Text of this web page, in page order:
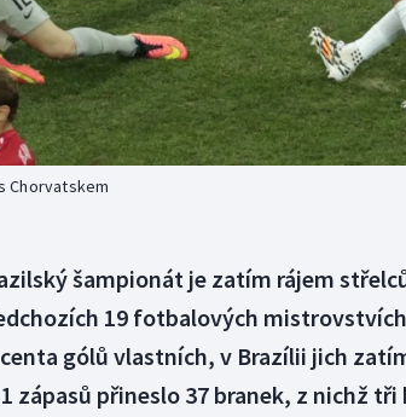
Plavání
Plážový volejbal
Chorvatskem
šampionát je zatím rájem
19 fotbalových
gólů vlastních, v Brazílii jich
zápasů přineslo 37 branek, z nichž